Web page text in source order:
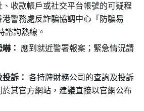
收款帳戶或社交平台帳號的可疑程
警務處反詐騙協調中心「防騙易
諮詢熱線。
： 應到就近警署報案；緊急情況請
訴： 各持牌財務公司的查詢及投訴
其官方網站，建議直接以官網公布